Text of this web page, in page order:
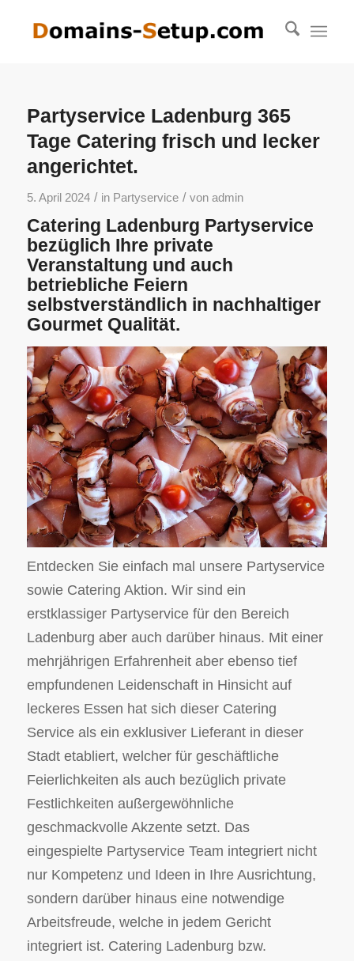
Partyservice Ladenburg 365
Tage Catering frisch und lecker
angerichtet.
5. April 2024 / in Partyservice / von admin
Catering Ladenburg Partyservice
bezüglich Ihre private
Veranstaltung und auch
betriebliche Feiern
selbstverständlich in nachhaltiger
Gourmet Qualität.
Entdecken Sie einfach mal unsere Partyservice
sowie Catering Aktion. Wir sind ein
erstklassiger Partyservice für den Bereich
Ladenburg aber auch darüber hinaus. Mit einer
mehrjährigen Erfahrenheit aber ebenso tief
empfundenen Leidenschaft in Hinsicht auf
leckeres Essen hat sich dieser Catering
Service als ein exklusiver Lieferant in dieser
Stadt etabliert, welcher für geschäftliche
Feierlichkeiten als auch bezüglich private
Festlichkeiten außergewöhnliche
geschmackvolle Akzente setzt. Das
eingespielte Partyservice Team integriert nicht
nur Kompetenz und Ideen in Ihre Ausrichtung,
sondern darüber hinaus eine notwendige
Arbeitsfreude, welche in jedem Gericht
integriert ist. Catering Ladenburg bzw.